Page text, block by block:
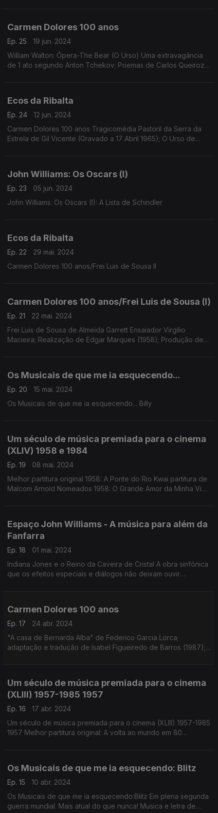
Carmen Dolores 100 anos
Ep. 25
19 jun. 2024
William Walton: Ópera-The Bear (O Urso) Uma extravagância
de 1 ato segundo Anton Tchekov; Poemas de Carlos Queiroz
Ecos da Ribalta
Ep. 24
12 jun. 2024
Carmen Dolores 100 anos Tragicomédia Pastoril da Serra da
Estrela de Gil Vicente (Gravado a 17 Abril 1965); O Urso de
John Williams: Os Oscars (I)
Ep. 23
05 jun. 2024
John Williams: Os Oscars (I): A Lista de Schindler
Ecos da Ribalta
Ep. 22
29 mai. 2024
Carmen Dolores 100 anos/Frei Luis de Sousa II
Carmen Dolores 100 anos/Frei Luis de Sousa (I)
Ep. 21
22 mai. 2024
Frei Luis de Sousa de Almeida Garrett Ensaiador Virgilio
Macieira; Realização de Edgar Marques (1958); Produção de
Os Musicais de que me ia esquecendo...
Ep. 20
15 mai. 2024
Os Musicais de que me ia esquecendo... Billy
Um século de música premiada para o cinema
(XLIV) 1958 e 1984
Ep. 19
08 mai. 2024
Melhor partitura original 1958: A Ponte do Rio Kwai partitura de
Malcom Arnold Nomeados 1958: O Grande Amor da Minha Vida
Espaço John Williams - A música para além da
Fanfarra
Ep. 18
01 mai. 2024
Indiana Jones e o Reino da Caveira de Cristal A obra sinfónica
que os efeitos especiais e diálogos não deixam ouvir
Carmen Dolores 100 anos
Ep. 17
24 abr. 2024
"A casa de Bernarda Alba" de Federico Garcia Lorca;
adaptação e tradução de Isabel Figueiredo de Barros (1987);
Um século de música premiada para o cinema
(XLIII) 1957-1985 1957
Ep. 16
17 abr. 2024
Um século de música premiada para o cinema (XLIII) 1957-1985
1957 Melhor partitura original: A volta ao mundo em 80
Os Musicais de que me ia esquecendo: Blitz
Ep. 15
10 abr. 2024
Os Musicais de que me ia esquecendo:Blitz Em plena segunda
guerra mundial. Mais atual do que nunca! Musica e letra de